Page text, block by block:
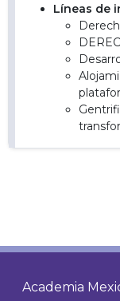
Líneas de
Academia